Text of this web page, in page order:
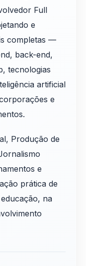
Full
e
completas —
back-end,
tecnologias
artificial
e
Produção de
e
prática de
na